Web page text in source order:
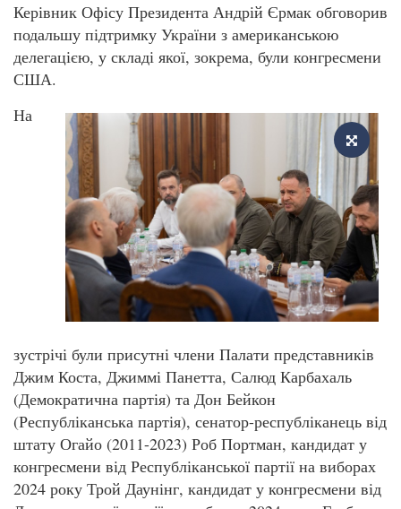
Керівник Офісу Президента Андрій Єрмак обговорив
подальшу підтримку України з американською
делегацією, у складі якої, зокрема, були конгресмени
США.
На
зустрічі були присутні члени Палати представників
Джим Коста, Джиммі Панетта, Салюд Карбахаль
(Демократична партія) та Дон Бейкон
(Республіканська партія), сенатор-республіканець від
штату Огайо (2011-2023) Роб Портман, кандидат у
конгресмени від Республіканської партії на виборах
2024 року Трой Даунінг, кандидат у конгресмени від